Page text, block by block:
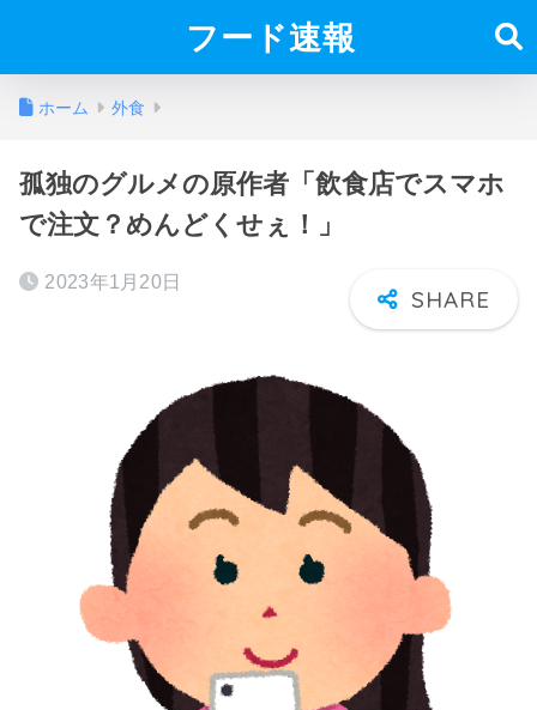
フード速報
ホーム 外食
孤独のグルメの原作者「飲食店でスマホ
で注文？めんどくせぇ！」
2023年1月20日